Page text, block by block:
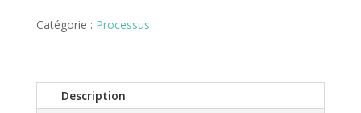
Cohorte
Vibrez
!
Matrice
Catégorie : Processus
Description